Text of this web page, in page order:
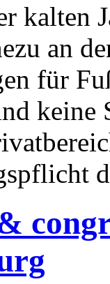
kalten
an
für
keine